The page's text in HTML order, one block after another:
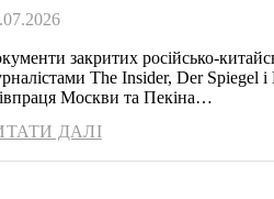
закритих російсько-
The Insider, Der Spiegel і
Москви та Пекіна…
ДАЛІ